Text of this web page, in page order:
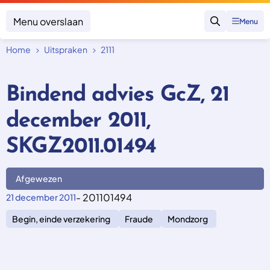
Menu overslaan
Zoeken
Menu
Onderwerpen
Zorgverzekering afsluiten
Vergoeding van zorg
Zorg in het buitenland
Geen zorgverzekering
Focus en impact
Uitspraken
Over SKGZ
Nieuws
Home Uitspraken 2111
Bindend advies GcZ, 21
december 2011,
SKGZ2011.01494
Afgewezen
21 december 2011- 201101494
Begin, einde verzekering Fraude Mondzorg